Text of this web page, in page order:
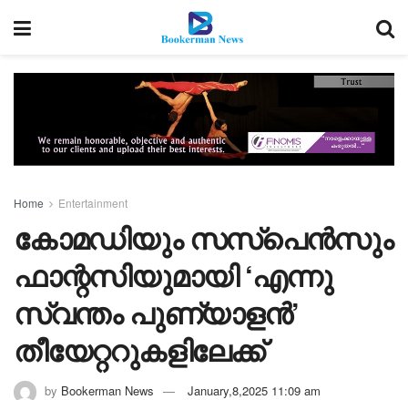
Home Entertainment
കോമഡിയും സസ്‌പെൻസും
ഫാന്റസിയുമായി ‘എന്നു
സ്വന്തം പുണ്യാളൻ’
തീയേറ്ററുകളിലേക്ക്
by Bookerman News
January,8,2025 11:09 am